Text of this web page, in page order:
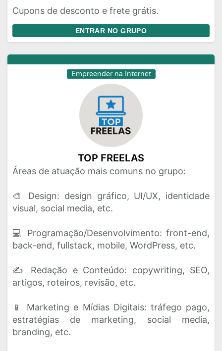
Cupons de desconto e frete grátis.
ENTRAR NO GRUPO
Empreender na Internet
TOP FREELAS
Áreas de atuação mais comuns no grupo:
🎨 Design: design gráfico, UI/UX, identidade
visual, social media, etc.
💻 Programação/Desenvolvimento: front-end,
back-end, fullstack, mobile, WordPress, etc.
✍️ Redação e Conteúdo: copywriting, SEO,
artigos, roteiros, revisão, etc.
📱 Marketing e Mídias Digitais: tráfego pago,
estratégias de marketing, social media,
branding, etc.